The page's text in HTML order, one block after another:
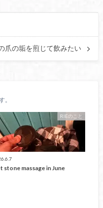
爪の垢を煎じて飲みたい
。
RIEのこと
stone massage in June